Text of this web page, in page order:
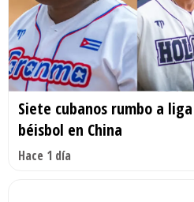
Siete cubanos rumbo a
béisbol en China
Hace 1 día